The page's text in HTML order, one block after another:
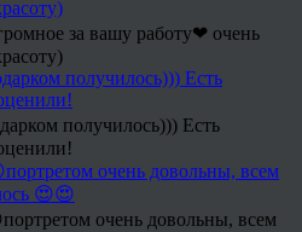
за вашу работу❤ очень
получилось))) Есть
очень довольны, всем